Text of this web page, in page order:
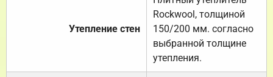
Утепление стен
Rockwool, толщиной
150/200 мм. согласно
выбранной толщине
утепления.